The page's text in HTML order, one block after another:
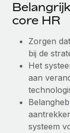
core HR
Zorgen
bij de
Het
aan
systeem